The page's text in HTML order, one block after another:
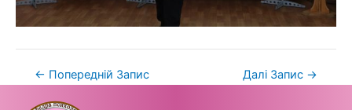
← Попередній Запис Далі Запис →